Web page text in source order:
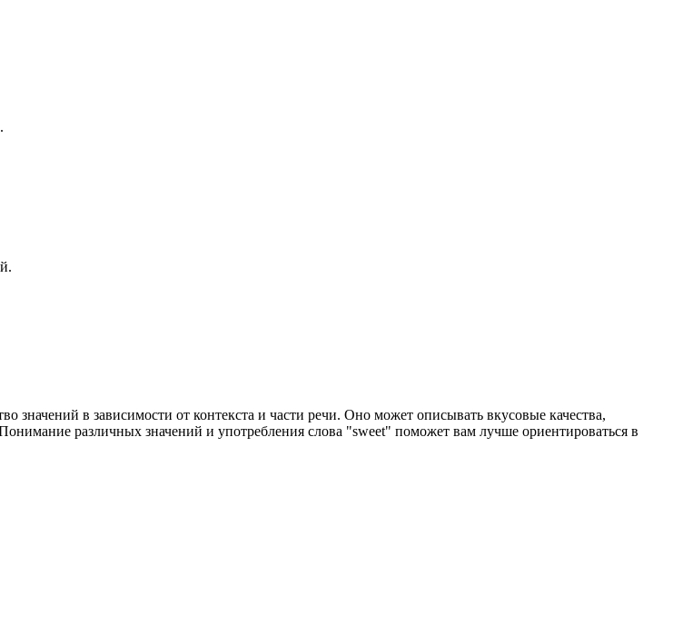
в зависимости от контекста и части речи. Оно может описывать вкусовые качества,
различных значений и употребления слова "sweet" поможет вам лучше ориентироваться в